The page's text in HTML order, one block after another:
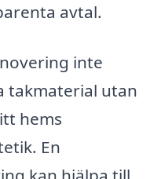
avtal.
inte
takmaterial utan
hems
En